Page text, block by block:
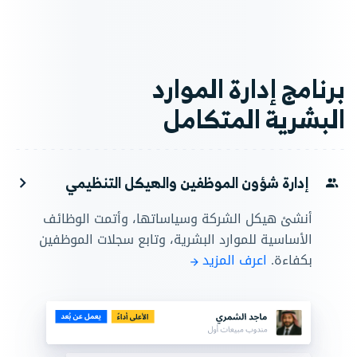
برنامج إدارة الموارد
البشرية المتكامل
إدارة شؤون الموظفين والهيكل التنظيمي
أنشئ هيكل الشركة وسياساتها، وأتمت الوظائف
الأساسية للموارد البشرية، وتابع سجلات الموظفين
بكفاءة. اعرف المزيد